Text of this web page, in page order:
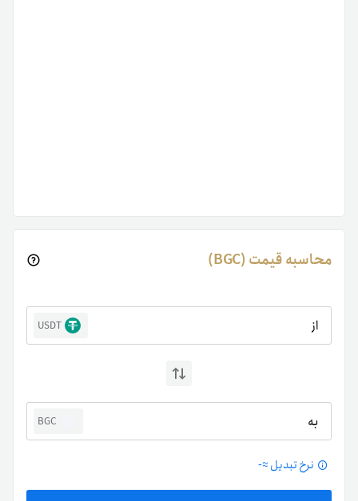
محاسبه قیمت (BGC)
از USDT
به BGC
نرخ تبدیل ≈-